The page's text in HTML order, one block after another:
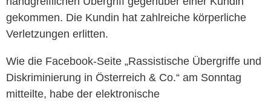
gekommen. Die Kundin hat zahlreiche körperliche
Verletzungen erlitten.
Wie die Facebook-Seite „Rassistische Übergriffe und
Diskriminierung in Österreich & Co.“ am Sonntag
mitteilte, habe der elektronische